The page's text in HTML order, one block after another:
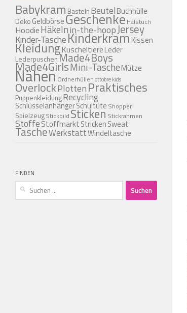
Babykram Basteln BeutelBuchhülle
Deko GeldbörseGeschenke Halstuch
HoodieHäkelnin-the-hoopJersey
Kinder-TascheKinderkramKissen
KleidungKuscheltiereLeder
LederpuschenMade4Boys
Made4GirlsMini-TascheMütze
NähenOrdnerhüllenottobre kids
OverlockPlottenPraktisches
PuppenkleidungRecycling
SchlüsselanhängerSchultüte Shopper
SpielzeugStickbildStickenStickrahmen
StoffeStoffmarktStrickenSweat
TascheWerkstattWindeltasche
FINDEN
Suchen
nach: